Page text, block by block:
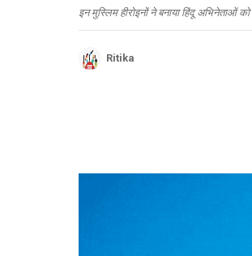
इन मुस्लिम हीरोइनों ने बनाया हिंदू अभिनेताओं
Ritika